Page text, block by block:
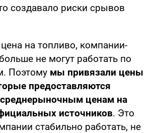
создавало риски срывов
цена на топливо, компании-
не могут работать по
Поэтому мы привязали цены
предоставляются
среднерыночным ценам на
источников. Это
стабильно работать, не